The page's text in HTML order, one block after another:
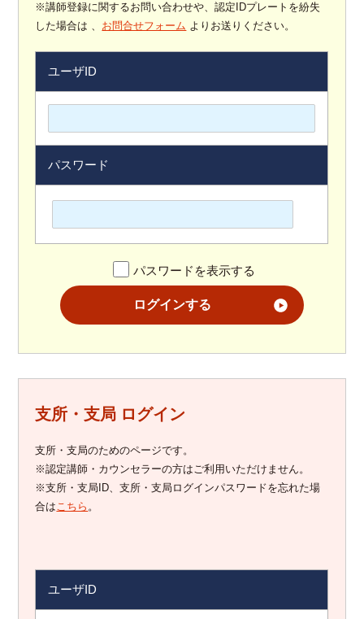
※講師登録に関するお問い合わせや、認定IDプレートを紛失
した場合は 、 お問合せフォーム よりお送りください。
ユーザID
パスワード
パスワードを表示する
支所・支局 ログイン
支所・支局のためのページです。
※認定講師・カウンセラーの方はご利用いただけません。
※支所・支局ID、支所・支局ログインパスワードを忘れた場
合はこちら 。
ユーザID